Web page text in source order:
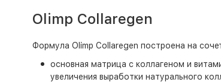
Olimp Collaregen
Формула Olimp Collaregen построена на
основная матрица с коллагеном и
увеличения выработки натурального